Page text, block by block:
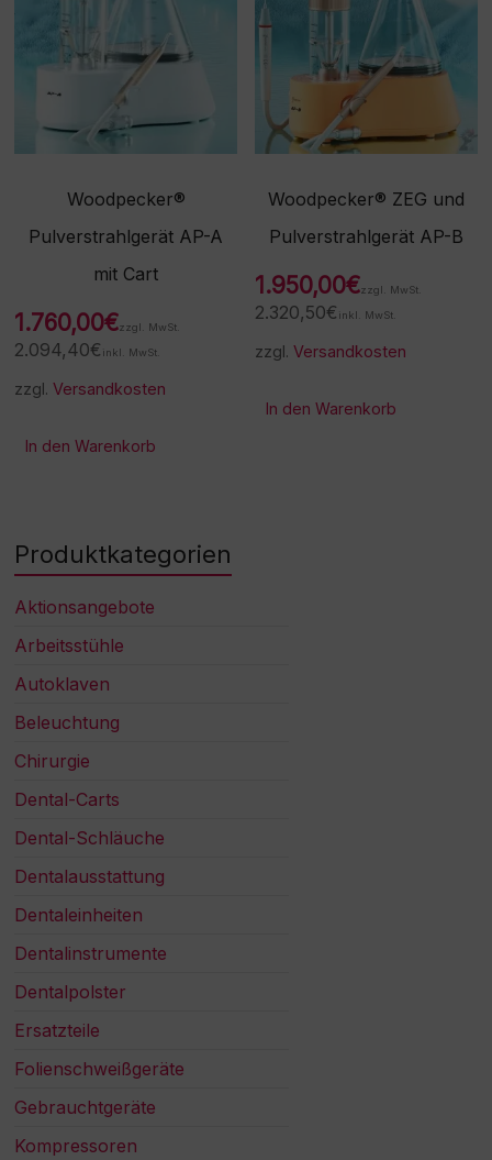
Woodpecker®
Pulverstrahlgerät AP-A
mit Cart
1.760,00€zzgl. MwSt.
2.094,40€ inkl. MwSt.
zzgl.Versandkosten
In den Warenkorb
Woodpecker® ZEG und
Pulverstrahlgerät AP-B
1.950,00€zzgl. MwSt.
2.320,50€ inkl. MwSt.
zzgl.Versandkosten
In den Warenkorb
Produktkategorien
Aktionsangebote
Arbeitsstühle
Autoklaven
Beleuchtung
Chirurgie
Dental-Carts
Dental-Schläuche
Dentalausstattung
Dentaleinheiten
Dentalinstrumente
Dentalpolster
Ersatzteile
Folienschweißgeräte
Gebrauchtgeräte
Kompressoren